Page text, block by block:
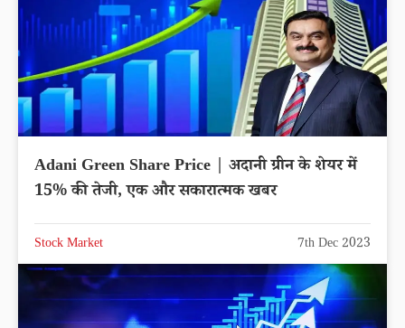
Adani Green Share Price | अदानी ग्रीन के शेयर में
15% की तेजी, एक और सकारात्मक खबर
Stock Market 7th Dec 2023